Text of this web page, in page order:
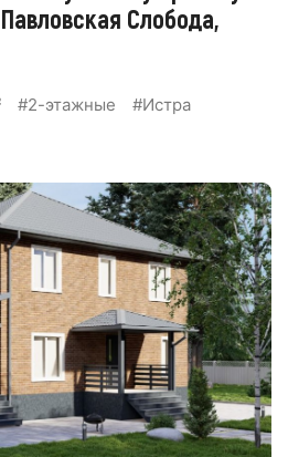
Слобода,
#2-этажные #Истра